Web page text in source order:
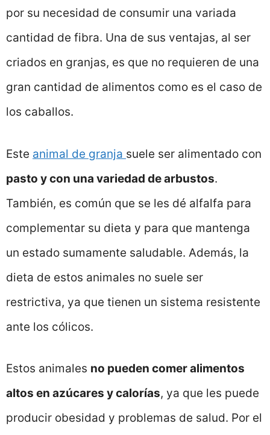
por su necesidad de consumir una variada
cantidad de fibra. Una de sus ventajas, al ser
criados en granjas, es que no requieren de una
gran cantidad de alimentos como es el caso de
los caballos.
Este animal de granja suele ser alimentado con
pasto y con una variedad de arbustos.
También, es común que se les dé alfalfa para
complementar su dieta y para que mantenga
un estado sumamente saludable. Además, la
dieta de estos animales no suele ser
restrictiva, ya que tienen un sistema resistente
ante los cólicos.
Estos animales no pueden comer alimentos
altos en azúcares y calorías, ya que les puede
producir obesidad y problemas de salud. Por el